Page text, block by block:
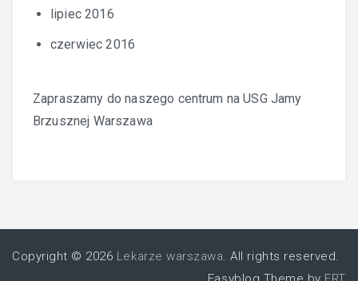
lipiec 2016
czerwiec 2016
Zapraszamy do naszego centrum naUSG Jamy
Brzusznej Warszawa
Copyright © 2026 Lekarze warszawa. All rights reserved.